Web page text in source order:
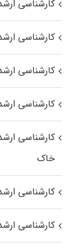
کارشناسی
کارشناسی
کارشناسی
کارشناسی
کارشناسی
خاک
کارشناسی
کارشناسی